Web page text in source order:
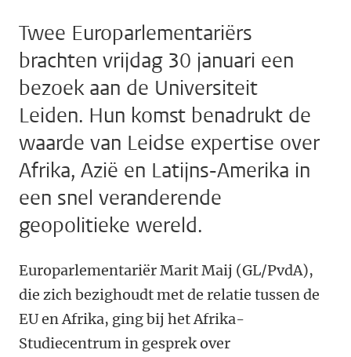
Twee Europarlementariërs
brachten vrijdag 30 januari een
bezoek aan de Universiteit
Leiden. Hun komst benadrukt de
waarde van Leidse expertise over
Afrika, Azië en Latijns-Amerika in
een snel veranderende
geopolitieke wereld.
Europarlementariër Marit Maij (GL/PvdA),
die zich bezighoudt met de relatie tussen de
EU en Afrika, ging bij het Afrika-
Studiecentrum in gesprek over